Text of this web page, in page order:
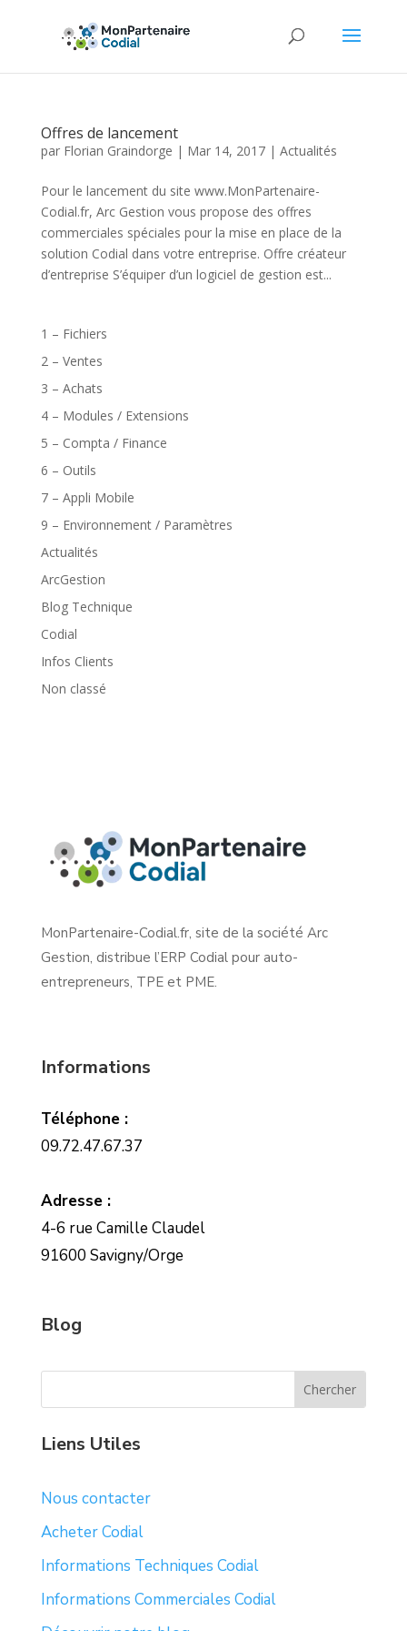
Offres de lancement
par Florian Graindorge | Mar 14, 2017| Actualités
Pour le lancement du site www.MonPartenaire-
Codial.fr, Arc Gestion vous propose des offres
commerciales spéciales pour la mise en place de la
solution Codial dans votre entreprise. Offre créateur
d’entreprise S’équiper d’un logiciel de gestion est...
1 – Fichiers
2 – Ventes
3 – Achats
4 – Modules / Extensions
5 – Compta / Finance
6 – Outils
7 – Appli Mobile
9 – Environnement / Paramètres
Actualités
ArcGestion
Blog Technique
Codial
Infos Clients
Non classé
MonPartenaire-Codial.fr, site de la société Arc
Gestion, distribue l’ERP Codial pour auto-
entrepreneurs, TPE et PME.
Informations
Téléphone :
09.72.47.67.37
Adresse :
4-6 rue Camille Claudel
91600 Savigny/Orge
Blog
Liens Utiles
Nous contacter
Acheter Codial
Informations Techniques Codial
Informations Commerciales Codial